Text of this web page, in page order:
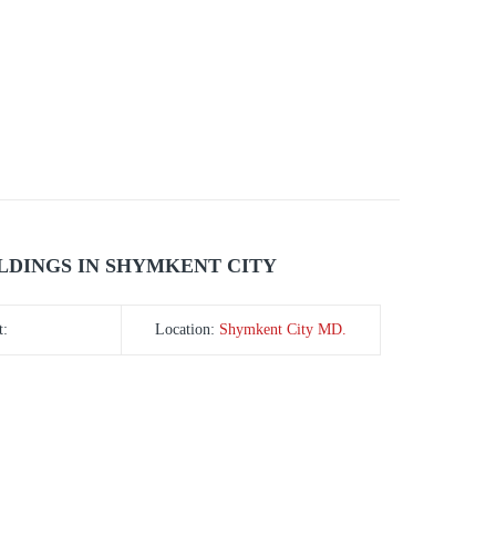
IN SHYMKENT CITY
Location: Shymkent City MD.